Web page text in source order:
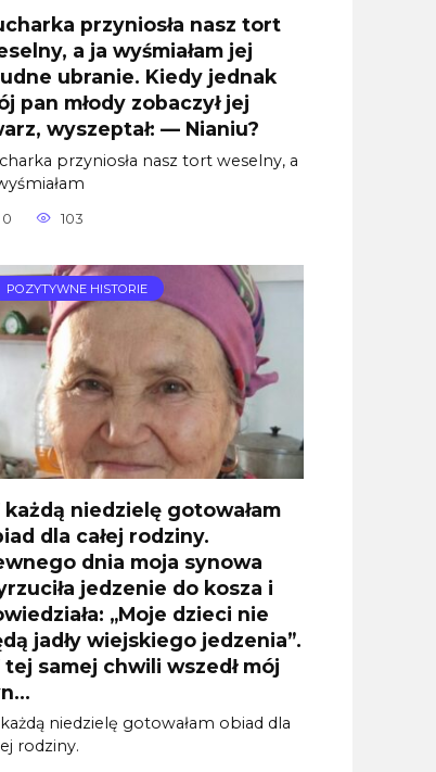
przyniosła nasz tort
a ja wyśmiałam jej
ubranie. Kiedy jednak
pan młody zobaczył jej
wyszeptał: — Nianiu?
przyniosła nasz tort weselny, a
0 103
POZYTYWNE HISTORIE
każdą niedzielę gotowałam
dla całej rodziny.
dnia moja synowa
jedzenie do kosza i
„Moje dzieci nie
jadły wiejskiego jedzenia”.
tej samej chwili wszedł mój
niedzielę gotowałam obiad dla
rodziny.